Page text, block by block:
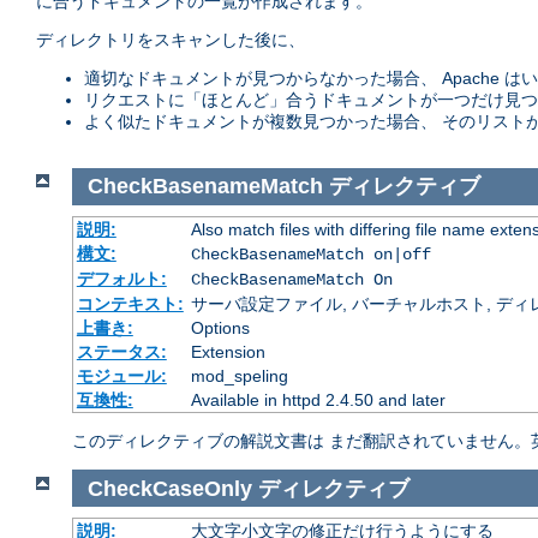
ディレクトリをスキャンした後に、
適切なドキュメントが見つからなかった場合、 Apache は
リクエストに「ほとんど」合うドキュメントが一つだけ見
よく似たドキュメントが複数見つかった場合、 そのリス
CheckBasenameMatch ディレクティブ
説明:
Also match files with differing file name
構文:
CheckBasenameMatch on|off
デフォルト:
CheckBasenameMatch On
コンテキスト: サーバ設定ファイル, バーチャルホスト, ディ
上書き:
Options
ステータス:
Extension
モジュール:
mod_speling
互換性:
Available in httpd 2.4.50 and later
このディレクティブの解説文書は まだ翻訳されていません
CheckCaseOnlyディレクティブ
説明: 大文字小文字の修正だけ行うようにする